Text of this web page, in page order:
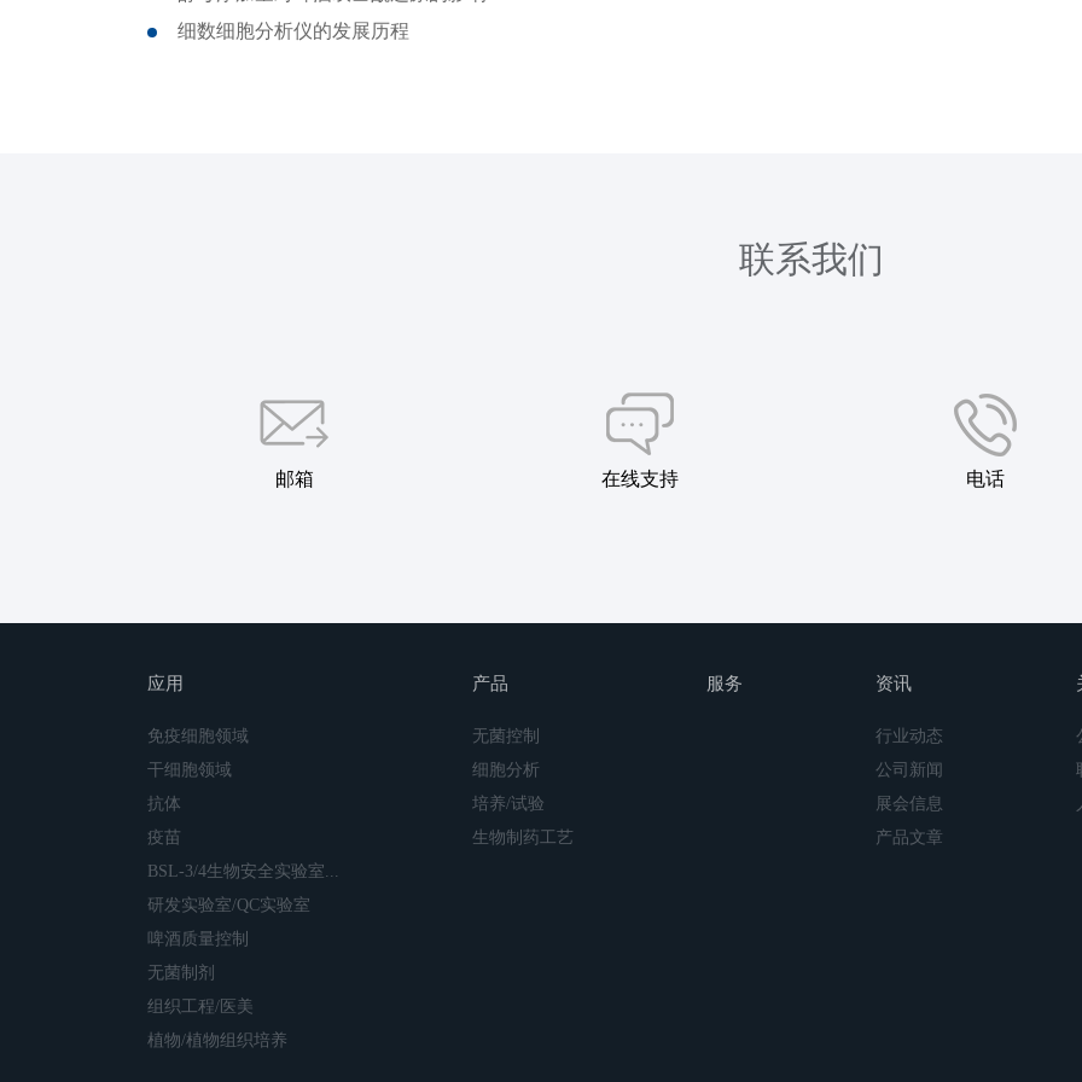
细数细胞分析仪的发展历程
联系我们
邮箱 在线支持 电话
应用
免疫细胞领域
干细胞领域
抗体
疫苗
BSL-3/4生物安全实验室...
研发实验室/QC实验室
啤酒质量控制
无菌制剂
组织工程/医美
植物/植物组织培养
产品
无菌控制
细胞分析
培养/试验
生物制药工艺
服务 资讯
行业动态
公司新闻
展会信息
产品文章